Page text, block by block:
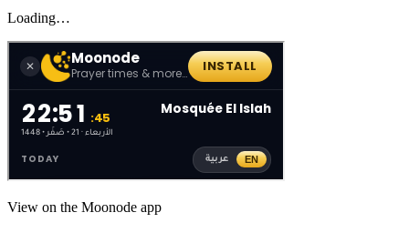
Loading…
View on the Moonode app